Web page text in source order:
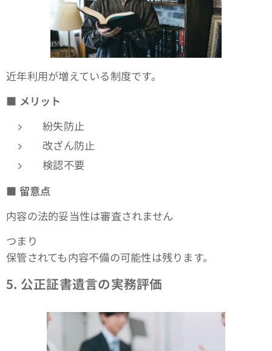
近年利用が増えている制度です。
■ メリット
紛失防止
改ざん防止
検認不要
■ 留意点
内容の法的妥当性は審査されません
つまり
保管されても内容不備の可能性は残ります。
5. 公正証書遺言の実務評価